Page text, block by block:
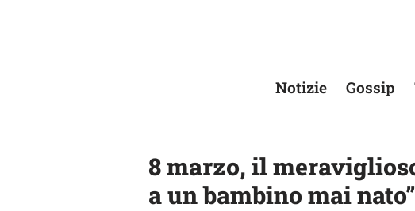
Notizie Gossip
8 marzo, il
a un bambino mai nato”